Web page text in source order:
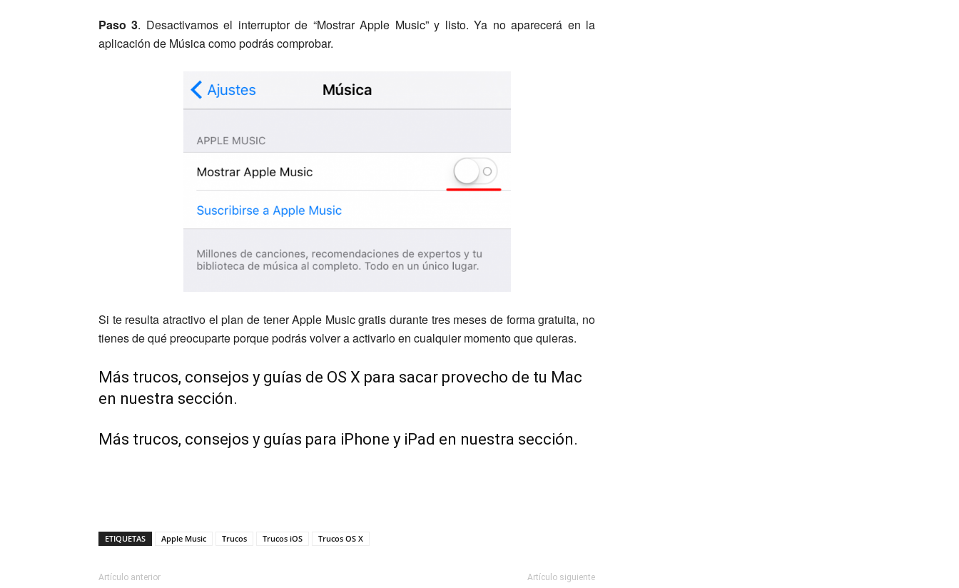
Paso 3. Desactivamos el interruptor de “Mostrar Apple Music” y listo. Ya no aparecerá en la
aplicación de Música como podrás comprobar.
Si te resulta atractivo el plan de tener Apple Music gratis durante tres meses de forma gratuita, no
tienes de qué preocuparte porque podrás volver a activarlo en cualquier momento que quieras.
Más trucos, consejos y guías de OS X para sacar provecho de tu Mac
en nuestra sección.
Más trucos, consejos y guías para iPhone y iPad en nuestra sección.
ETIQUETAS Apple Music Trucos Trucos iOS Trucos OS X
Artículo anterior Artículo siguiente